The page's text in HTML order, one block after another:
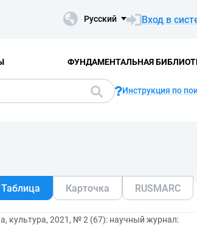
Русский Вход в
ФУНДАМЕНТАЛЬНАЯ
Инструкция по
Таблица Карточка RUSMARC
культура, 2021, № 2 (67): научный журнал: